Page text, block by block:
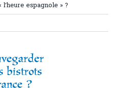
espagnole » ?